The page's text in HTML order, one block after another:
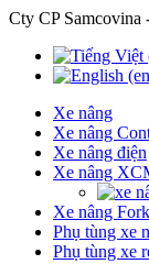
Cty CP Samcovina
Xe nâng
Xe nâng
Xe nâng điện
Xe nâng
Xe nâng
Phụ tùng xe
Phụ tùng xe